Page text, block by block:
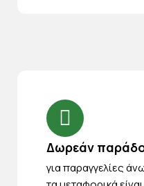
Δωρεάν
για παραγγελίες